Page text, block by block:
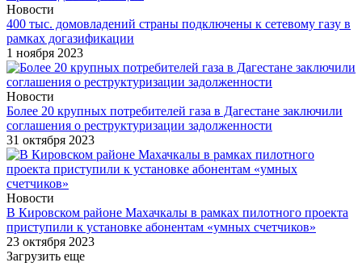
Новости
400 тыс. домовладений страны подключены к сетевому газу в
рамках догазификации
1 ноября 2023
Новости
Более 20 крупных потребителей газа в Дагестане заключили
соглашения о реструктуризации задолженности
31 октября 2023
Новости
В Кировском районе Махачкалы в рамках пилотного проекта
приступили к установке абонентам «умных счетчиков»
23 октября 2023
Загрузить еще